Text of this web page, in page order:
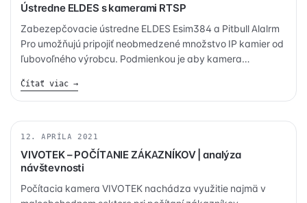
Ústredne ELDES s kamerami RTSP
Zabezepčovacie ústredne ELDES Esim384 a Pitbull Alalrm
Pro umožňujú pripojiť neobmedzené množstvo IP kamier od
ľubovoľného výrobcu. Podmienkou je aby kamera
Streaming Protocol).
Čítať viac →
BEZPEČNOSŤ
12. APRÍLA 2021
VIVOTEK – POČÍTANIE ZÁKAZNÍKOV | analýza
návštevnosti
Počítacia kamera VIVOTEK nachádza využitie najmä v